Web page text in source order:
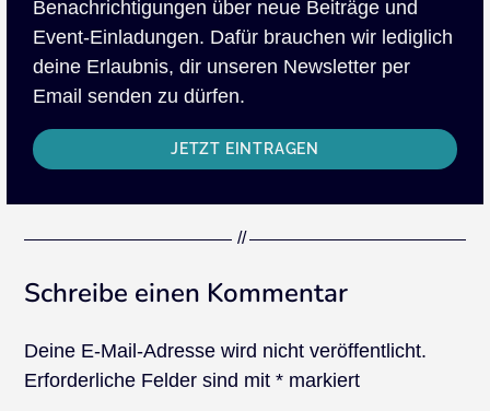
Benachrichtigungen über neue Beiträge und
Event-Einladungen. Dafür brauchen wir lediglich
deine Erlaubnis, dir unseren Newsletter per
Email senden zu dürfen.
JETZT EINTRAGEN
Schreibe einen Kommentar
Deine E-Mail-Adresse wird nicht veröffentlicht.
Erforderliche Felder sind mit* markiert